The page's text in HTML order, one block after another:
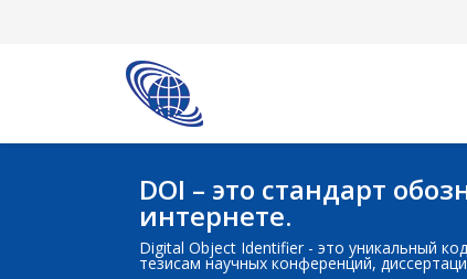
DOI – это стандарт
интернете.
Digital Object Identifier - это уникальный
тезисам научных конференций,